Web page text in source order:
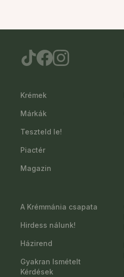
Krémek
Márkák
Teszteld le!
Piactér
Magazin
A Krémmánia csapata
Hirdess nálunk!
Házirend
Gyakran Ismételt
Kérdések